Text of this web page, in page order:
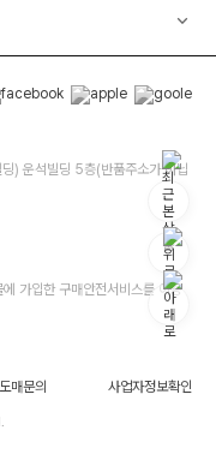
) 운석빌딩 5층(반품주소가 아닙
가입한 구매안전서비스를 이용
매문의 사업자정보확인